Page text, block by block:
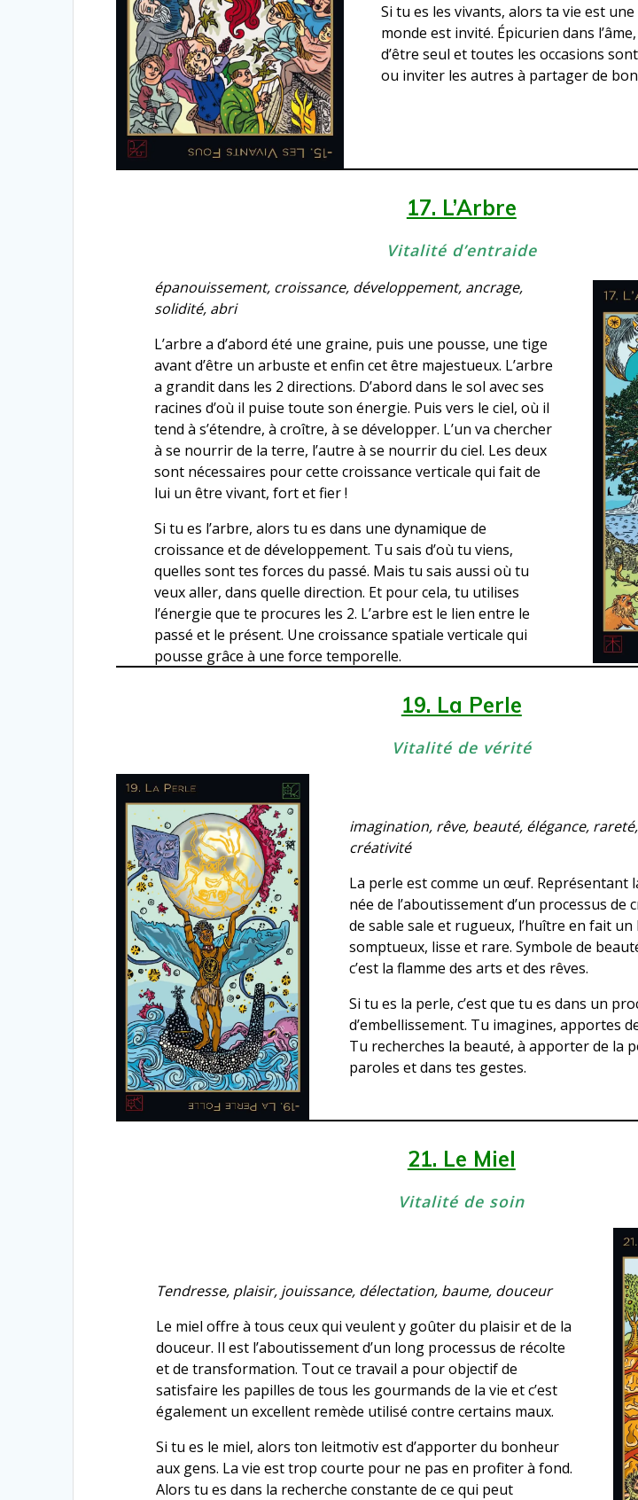
Si tu es les vivants, alors ta vie est
monde est invité. Épicurien dans
d’être seul et toutes les occasions
ou inviter les autres à partager de
17. L’Arbre
Vitalité d’entraide
épanouissement, croissance, développement, ancrage,
solidité, abri
L’arbre a d’abord été une graine, puis une pousse, une tige
avant d’être un arbuste et enfin cet être majestueux. L’arbre
a grandit dans les 2 directions. D’abord dans le sol avec ses
racines d’où il puise toute son énergie. Puis vers le ciel, où il
tend à s’étendre, à croître, à se développer. L’un va chercher
à se nourrir de la terre, l’autre à se nourrir du ciel. Les deux
sont nécessaires pour cette croissance verticale qui fait de
lui un être vivant, fort et fier !
Si tu es l’arbre, alors tu es dans une dynamique de
croissance et de développement. Tu sais d’où tu viens,
quelles sont tes forces du passé. Mais tu sais aussi où tu
veux aller, dans quelle direction. Et pour cela, tu utilises
l’énergie que te procures les 2. L’arbre est le lien entre le
passé et le présent. Une croissance spatiale verticale qui
pousse grâce à une force temporelle.
19. La Perle
Vitalité de vérité
imagination, rêve, beauté, élégance,
créativité
La perle est comme un œuf. Représentant
née de l’aboutissement d’un processus de
de sable sale et rugueux, l’huître en fait
somptueux, lisse et rare. Symbole de
c’est la flamme des arts et des rêves.
Si tu es la perle, c’est que tu es dans un
d’embellissement. Tu imagines, apportes
Tu recherches la beauté, à apporter de la
paroles et dans tes gestes.
21. Le Miel
Vitalité de soin
Tendresse, plaisir, jouissance, délectation, baume, douceur
Le miel offre à tous ceux qui veulent y goûter du plaisir et de la
douceur. Il est l’aboutissement d’un long processus de récolte
et de transformation. Tout ce travail a pour objectif de
satisfaire les papilles de tous les gourmands de la vie et c’est
également un excellent remède utilisé contre certains maux.
Si tu es le miel, alors ton leitmotiv est d’apporter du bonheur
aux gens. La vie est trop courte pour ne pas en profiter à fond.
Alors tu es dans la recherche constante de ce qui peut